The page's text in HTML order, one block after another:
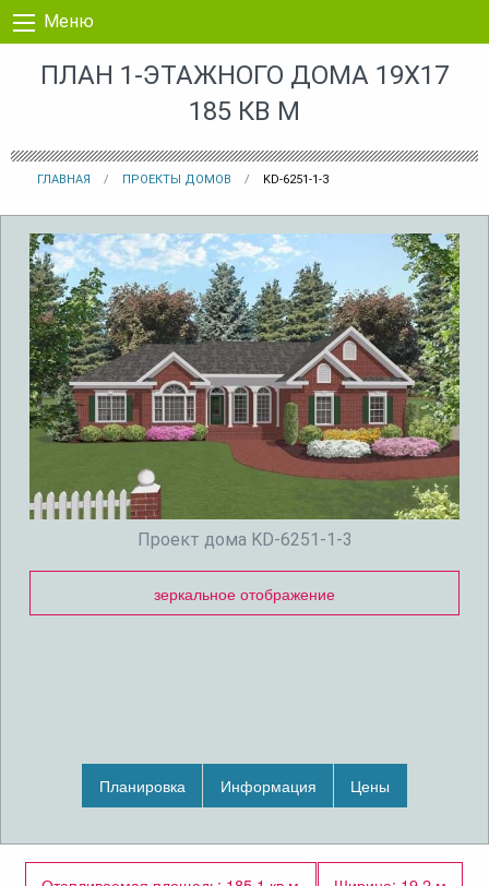
Перейти к контенту
Меню
ПЛАН 1-ЭТАЖНОГО ДОМА 19X17
185 КВ М
ГЛАВНАЯ ПРОЕКТЫ ДОМОВ KD-6251-1-3
Проект дома KD-6251-1-3
зеркальное отображение
Планировка Информация Цены